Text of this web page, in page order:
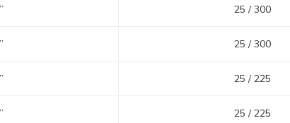
25 / 300
25 / 300
25 / 225
25 / 225